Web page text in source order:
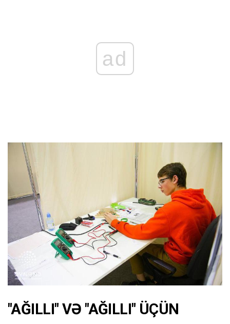
ad
"AĞILLI" VƏ "AĞILLI" ÜÇÜN